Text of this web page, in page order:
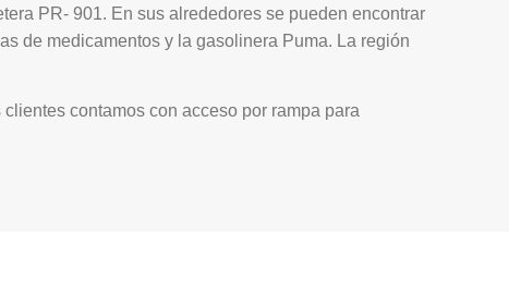
PR- 901. En sus alrededores se pueden encontrar
de medicamentos y la gasolinera Puma. La región
contamos con acceso por rampa para